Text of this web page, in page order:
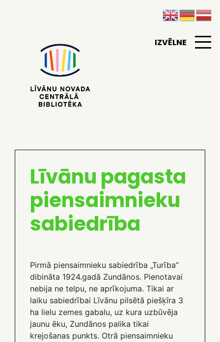
IZVĒLNE
Līvānu pagasta
piensaimnieku
sabiedrība
Pirmā piensaimnieku sabiedrība „Turība”
dibināta 1924.gadā Zundānos. Pienotavai
nebija ne telpu, ne aprīkojuma. Tikai ar
laiku sabiedrībai Līvānu pilsētā piešķīra 3
ha lielu zemes gabalu, uz kura uzbūvēja
jaunu ēku, Zundānos palika tikai
krejošanas punkts. Otrā piensaimnieku